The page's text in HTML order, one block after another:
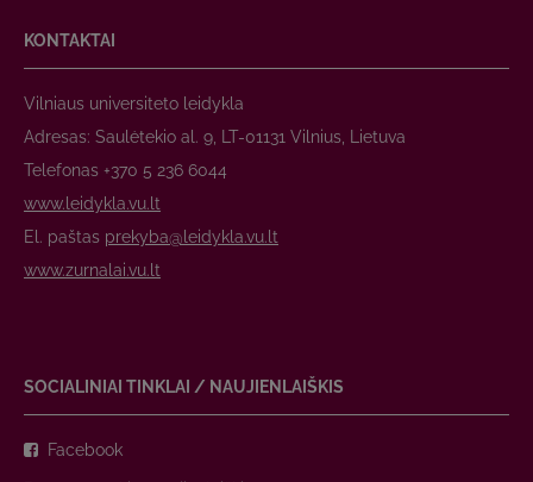
KONTAKTAI
Vilniaus universiteto leidykla
Adresas: Saulėtekio al. 9, LT-01131 Vilnius, Lietuva
Telefonas +370 5 236 6044
www.leidykla.vu.lt
El. paštas prekyba@leidykla.vu.lt
www.zurnalai.vu.lt
SOCIALINIAI TINKLAI / NAUJIENLAIŠKIS
Facebook